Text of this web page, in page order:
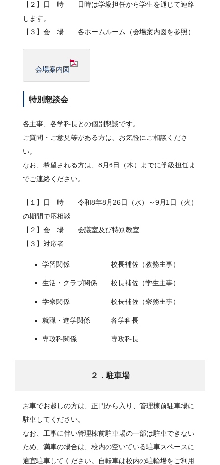
【２】日 時 日時は学級担任から学生を通じて連絡
します。
【３】会 場 各ホームルーム（会場案内図を参照）
会場案内図
特別懇談会
各主事、各学科長との個別懇談です。
ご質問・ご意見等がある方は、お気軽にご相談くださ
い。
なお、希望される方は、8月6日（木）までに学級担任ま
でご連絡ください。
【１】日 時 令和8年8月26日（水）～9月1日（火）
の期間で応相談
【２】会 場 会議室及び特別教室
【３】対応者
学習関係 校長補佐（教務主事）
生活・クラブ関係 校長補佐（学生主事）
学寮関係 校長補佐（寮務主事）
就職・進学関係 各学科長
専攻科関係 専攻科長
２．駐車場
お車でお越しの方は、正門から入り、管理棟前駐車場に
駐車してください。
なお、工事に伴い管理棟前駐車場の一部は駐車できない
ため、満車の場合は、校内の空いている駐車スペースに
適宜駐車してください。自転車は校内の駐輪場をご利用